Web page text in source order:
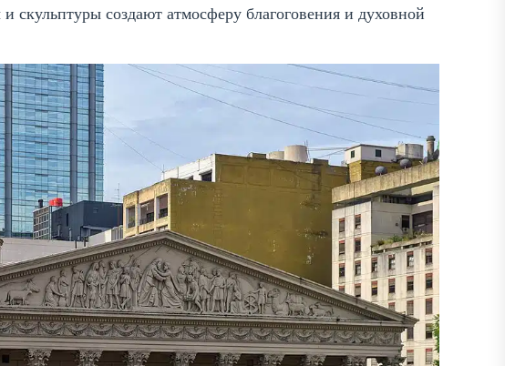
создают атмосферу благоговения и духовной